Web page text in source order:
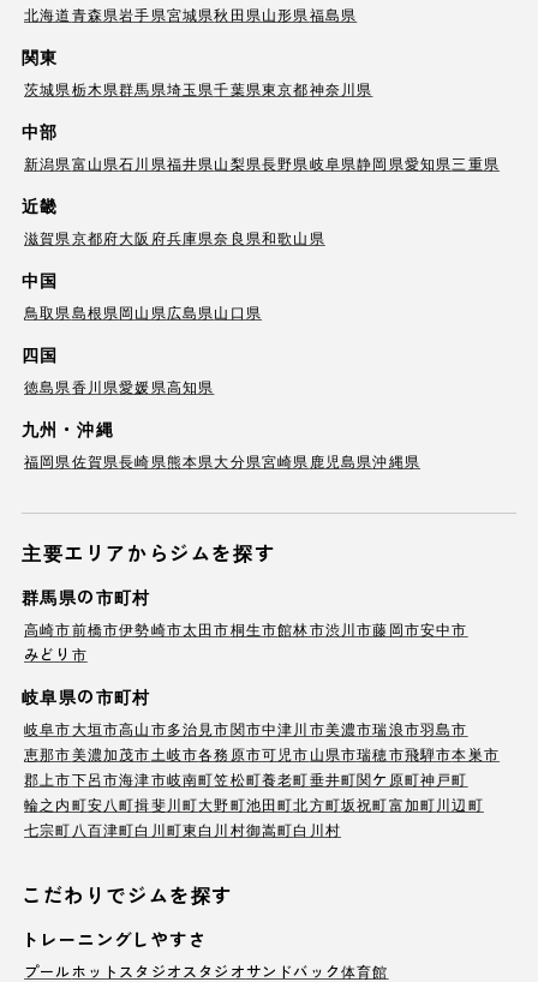
北海道青森県岩手県宮城県秋田県山形県福島県
関東
茨城県栃木県群馬県埼玉県千葉県東京都神奈川県
中部
新潟県富山県石川県福井県山梨県長野県岐阜県静岡県愛知県三重県
近畿
滋賀県京都府大阪府兵庫県奈良県和歌山県
中国
鳥取県島根県岡山県広島県山口県
四国
徳島県香川県愛媛県高知県
九州・沖縄
福岡県佐賀県長崎県熊本県大分県宮崎県 鹿児島県沖縄県
主要エリアからジムを探す
群馬県の市町村
高崎市前橋市伊勢崎市太田市桐生市館林市渋川市藤岡市安中市
みどり市
岐阜県の市町村
岐阜市大垣市高山市多治見市関市中津川市美濃市瑞浪市羽島市
恵那市美濃加茂市土岐市各務原市可児市山県市瑞穂市飛騨市本巣市
郡上市下呂市海津市岐南町笠松町養老町垂井町関ケ原町神戸町
輪之内町安八町揖斐川町大野町池田町北方町坂祝町富加町川辺町
七宗町 八百津町白川町東白川村御嵩町白川村
こだわりでジムを探す
トレーニングしやすさ
プールホットスタジオ スタジオサンドバック体育館